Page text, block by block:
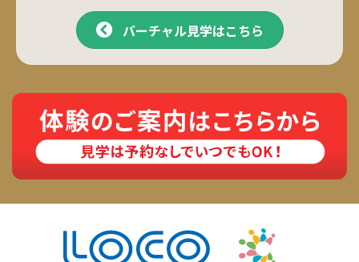
バーチャル見学はこちら